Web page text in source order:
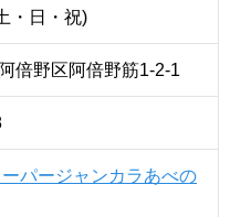
・日・祝)
倍野区阿倍野筋1-2-1
パージャンカラあべの